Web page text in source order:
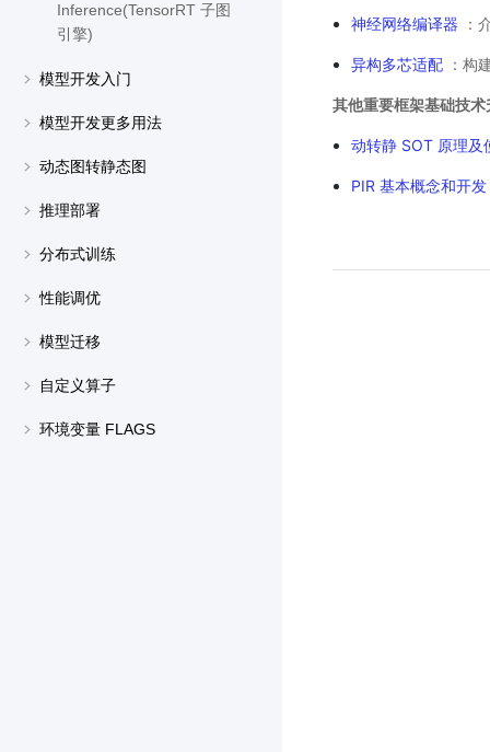
Inference(TensorRT 子图
引擎)
模型开发入门
模型开发更多用法
动态图转静态图
推理部署
分布式训练
性能调优
模型迁移
自定义算子
环境变量 FLAGS
神经网络编译器 ：
异构多芯适配：构
其他重要框架基础技术
动转静 SOT 原理及
PIR 基本概念和开发